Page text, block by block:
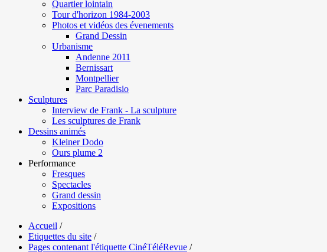
Quartier lointain
Tour d'horizon 1984-2003
Photos et vidéos des évenements
Grand Dessin
Urbanisme
Andenne 2011
Bernissart
Montpellier
Parc Paradisio
Sculptures
Interview de Frank - La sculpture
Les sculptures de Frank
Dessins animés
Kleiner Dodo
Ours plume 2
Performance
Fresques
Spectacles
Grand dessin
Expositions
Accueil /
Etiquettes du site /
Pages contenant l'étiquette CinéTéléRevue /